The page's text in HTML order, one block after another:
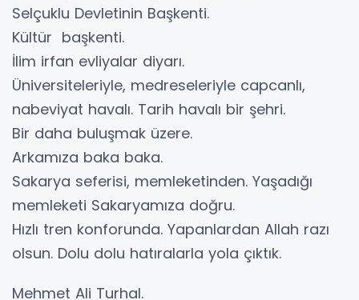
Selçuklu Devletinin Başkenti.
Kültür başkenti.
İlim irfan evliyalar diyarı.
Üniversiteleriyle, medreseleriyle capcanlı,
nabeviyat havalı. Tarih havalı bir şehri.
Bir daha buluşmak üzere.
Arkamıza baka baka.
Sakarya seferisi, memleketinden. Yaşadığı
memleketi Sakaryamıza doğru.
Hızlı tren konforunda. Yapanlardan Allah razı
olsun. Dolu dolu hatıralarla yola çıktık.
Mehmet Ali Turhal.